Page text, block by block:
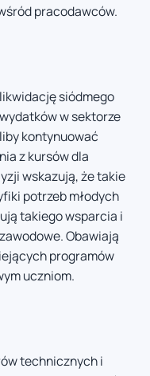
pracodawców.
siódmego
w sektorze
kontynuować
z kursów dla
wskazują, że takie
potrzeb młodych
takiego wsparcia i
Obawiają
programów
uczniom.
technicznych i